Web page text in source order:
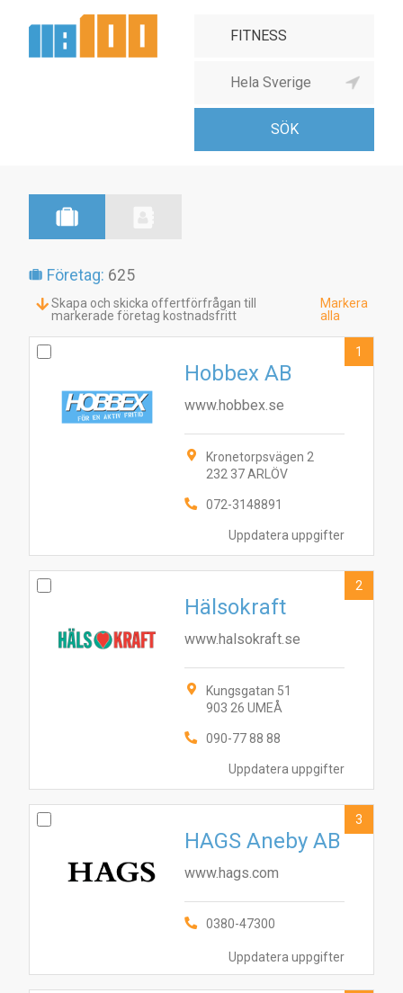
Företag: 625
Skapa och skicka offertförfrågan till
markerade företag kostnadsfritt
Markera
alla
Uppdatera uppgifter
Hobbex AB
www.hobbex.se
Kronetorpsvägen 2
232 37 ARLÖV
072-3148891
1
Uppdatera uppgifter
Hälsokraft
www.halsokraft.se
Kungsgatan 51
903 26 UMEÅ
090-77 88 88
2
Uppdatera uppgifter
HAGS Aneby AB
www.hags.com
0380-47300
3